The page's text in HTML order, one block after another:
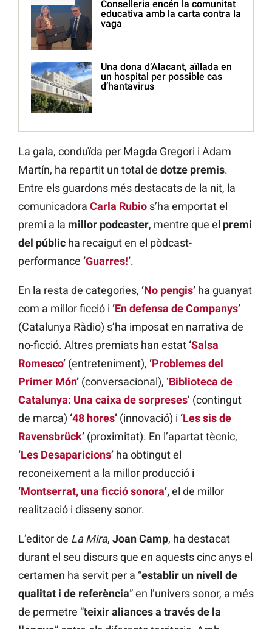
Conselleria encén la comunitat
educativa amb la carta contra la
vaga
Una dona d’Alacant, aïllada en
un hospital per possible cas
d’hantavirus
La gala, conduïda per Magda Gregori i Adam
Martín, ha repartit un total de dotze premis.
Entre els guardons més destacats de la nit, la
comunicadora Carla Rubio s’ha emportat el
premi a la millor podcaster, mentre que el premi
del públic ha recaigut en el pòdcast-
performance ‘Guarres!’.
En la resta de categories, ‘No pengis’ ha guanyat
com a millor ficció i ‘En defensa de Companys’
(Catalunya Ràdio) s’ha imposat en narrativa de
no-ficció. Altres premiats han estat ‘Salsa
Romesco’ (entreteniment), ‘Problemes del
Primer Món’ (conversacional), ‘Biblioteca de
Catalunya: Una caixa de sorpreses’ (contingut
de marca) ‘48 hores’ (innovació) i ‘Les sis de
Ravensbrück’ (proximitat). En l’apartat tècnic,
‘Les Desaparicions’ ha obtingut el
reconeixement a la millor producció i
‘Montserrat, una ficció sonora’,el de millor
realització i disseny sonor.
L’editor de La Mira, Joan Camp, ha destacat
durant el seu discurs que en aquests cinc anys el
certamen ha servit per a “establir un nivell de
qualitat i de referència” en l’univers sonor, a més
de permetre “teixir aliances a través de la